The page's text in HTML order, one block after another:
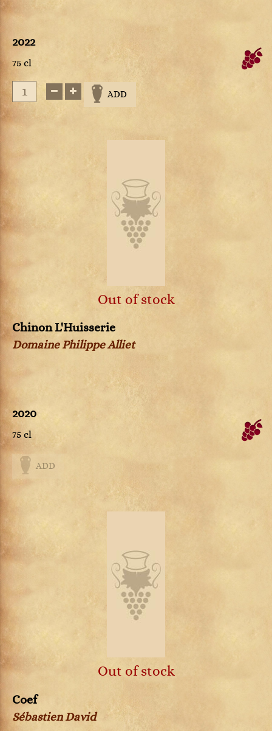
2022
75 cl
ADD
Out of stock
Chinon L'Huisserie
Domaine Philippe Alliet
2020
75 cl
ADD
Out of stock
Coef
Sébastien David